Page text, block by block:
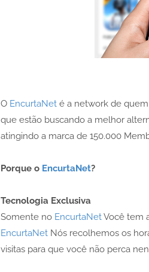
O EncurtaNet é a network de quem
que estão buscando a melhor
atingindo a marca de 150.000
Porque o EncurtaNet?
Tecnologia Exclusiva
Somente no EncurtaNetVocê tem
EncurtaNet Nós recolhemos os
visitas para que você não perca